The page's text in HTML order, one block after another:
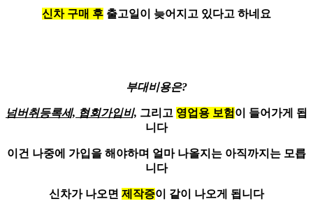
신차 구매 후 출고일이 늦어지고 있다고 하네요
부대비용은?
넘버취등록세, 협회가입비, 그리고 영업용 보험 이 들어가게 됩
니다
이건 나중에 가입을 해야하며 얼마 나올지는 아직까지는 모릅
니다
신차가 나오면 제작증이 같이 나오게 됩니다